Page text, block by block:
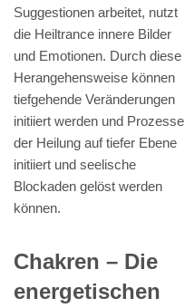
Suggestionen arbeitet, nutzt
die Heiltrance innere Bilder
und Emotionen. Durch diese
Herangehensweise können
tiefgehende Veränderungen
initiiert werden und Prozesse
der Heilung auf tiefer Ebene
initiiert und seelische
Blockaden gelöst werden
können.
Chakren – Die
energetischen